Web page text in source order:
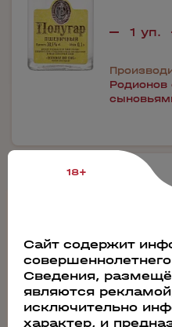
Родионов
108572
0.7л
10 780
18+
Сайт содержит
Сведения,
являются
исключительно
характер, и